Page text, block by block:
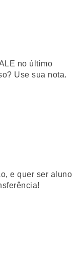
no último
Use sua nota.
e quer ser aluno